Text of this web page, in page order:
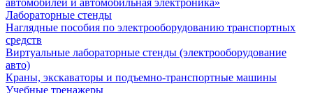
автомобилей и автомобильная электроника»
Лабораторные стенды
Наглядные пособия по электрооборудованию транспортных
средств
Виртуальные лабораторные стенды (электрооборудование
авто)
Краны, экскаваторы и подъемно-транспортные машины
Учебные тренажеры